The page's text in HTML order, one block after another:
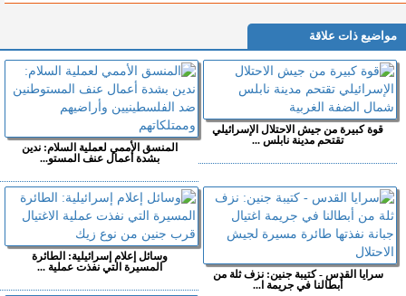
مواضيع ذات علاقة
قوة كبيرة من جيش الاحتلال الإسرائيلي
تقتحم مدينة نابلس ...
المنسق الأممي لعملية السلام: ندين
بشدة أعمال عنف المستو...
سرايا القدس - كتيبة جنين: نزف ثلة من
أبطالنا في جريمة ا...
وسائل إعلام إسرائيلية: الطائرة
المسيرة التي نفذت عملية ...